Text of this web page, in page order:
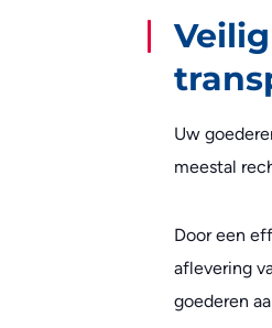
Uw
meestal
Door een
aflevering
goederen